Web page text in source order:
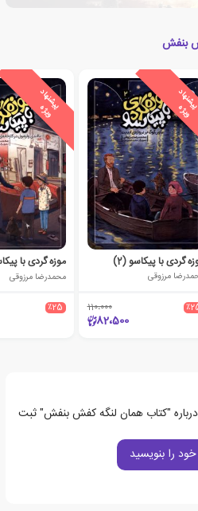
بنفش
پ
ه
گردی با پیکاسو (2)
مرزوقی
110،000
82،500
پ
ی
ش
ن
ه
ا
د
و
ی
ژ
ه
موزه گردی با
محمدرضا مرزوقی
٪25
"کتاب همان لنگه کفش بنفش" ثبت
را بنویسید